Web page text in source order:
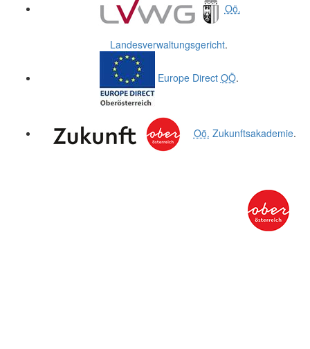
Oö.
Landesverwaltungsgericht.
Europe Direct OÖ.
Oö. Zukunftsakademie.